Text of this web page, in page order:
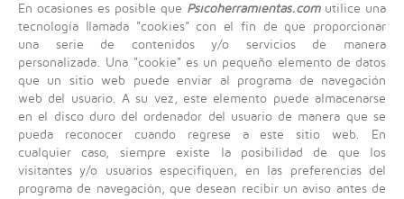
En ocasiones es posible que Psicoherramientas.comutilice una
tecnología llamada "cookies" con el fin de que proporcionar
una serie de contenidos y/o servicios de manera
personalizada. Una "cookie" es un pequeño elemento de datos
que un sitio web puede enviar al programa de navegación
web del usuario. A su vez, este elemento puede almacenarse
en el disco duro del ordenador del usuario de manera que se
pueda reconocer cuando regrese a este sitio web. En
cualquier caso, siempre existe la posibilidad de que los
visitantes y/o usuarios especifiquen, en las preferencias del
programa de navegación, que desean recibir un aviso antes de